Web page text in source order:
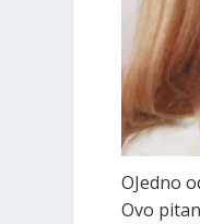
OJedno
Ovo